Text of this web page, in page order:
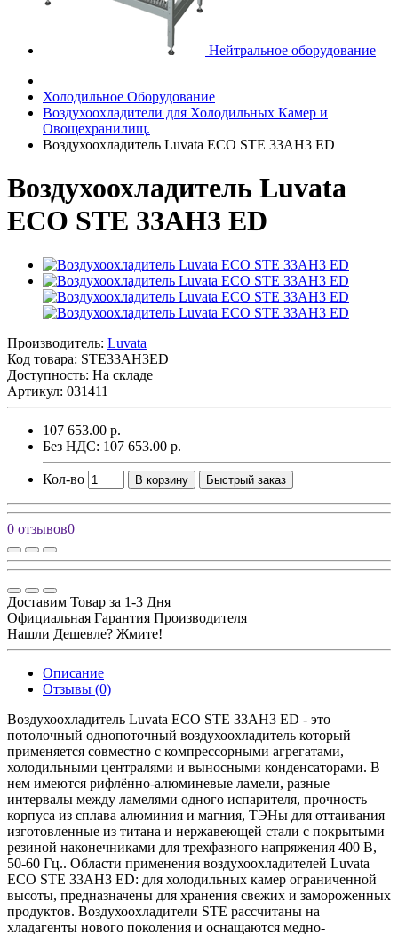
Нейтральное оборудование
Холодильное Оборудование
Воздухоохладители для Холодильных Камер и
Овощехранилищ.
Воздухоохладитель Luvata ECO STE 33AH3 ED
Воздухоохладитель Luvata
ECO STE 33AH3 ED
Производитель: Luvata
Код товара: STE33AH3ED
Доступность: На складе
Артикул: 031411
107 653.00 р.
Без НДС: 107 653.00 р.
Кол-во В корзину Быстрый заказ
0 отзывов0
Доставим Товар за 1-3 Дня
Официальная Гарантия Производителя
Нашли Дешевле? Жмите!
Описание
Отзывы (0)
Воздухоохладитель Luvata ECO STE 33AH3 ED - это
потолочный однопоточный воздухоохладитель который
применяется совместно с компрессорными агрегатами,
холодильными централями и выносными конденсаторами. В
нем имеются рифлённо-алюминевые ламели, разные
интервалы между ламелями одного испарителя, прочность
корпуса из сплава алюминия и магния, ТЭНы для оттаивания
изготовленные из титана и нержавеющей стали с покрытыми
резиной наконечниками для трехфазного напряжения 400 В,
50-60 Гц.. Области применения воздухоохладителей Luvata
ECO STE 33AH3 ED: для холодильных камер ограниченной
высоты, предназначены для хранения свежих и замороженных
продуктов. Воздухоохладители STE рассчитаны на
хладагенты нового поколения и оснащаются медно-